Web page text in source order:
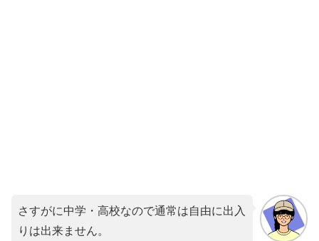
さすがに中学・高校なので通常は自由に出入
りは出来ません。